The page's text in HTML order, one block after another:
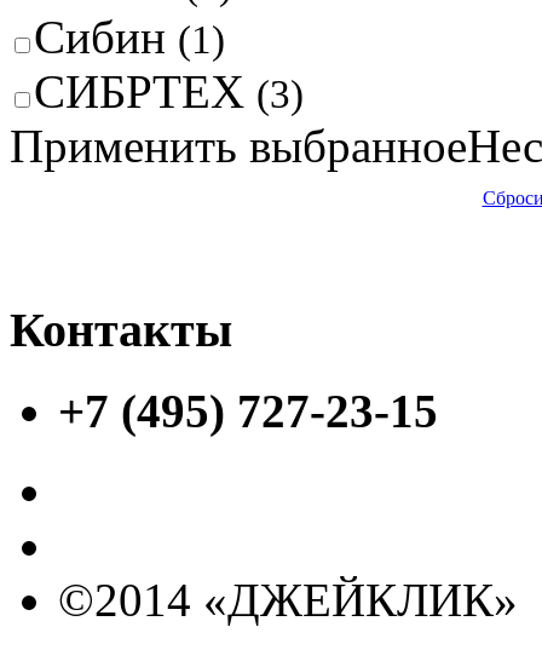
Сибин (1)
СИБРТЕХ (3)
Применить выбранное
Контакты
+7 (495) 727-23-15
©2014 «ДЖЕЙКЛИК»